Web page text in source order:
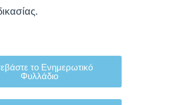
το Ενημερωτικό
Φυλλάδιο